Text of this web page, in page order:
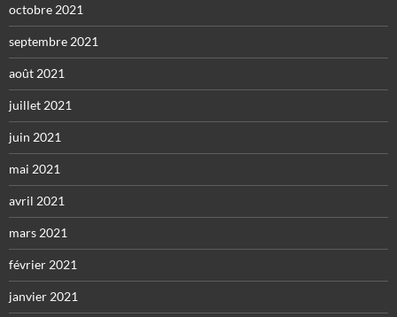
octobre 2021
septembre 2021
août 2021
juillet 2021
juin 2021
mai 2021
avril 2021
mars 2021
février 2021
janvier 2021